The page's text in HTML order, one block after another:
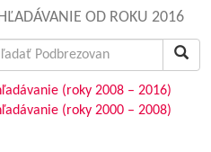
OD ROKU 2016
(roky 2008 – 2016)
(roky 2000 – 2008)